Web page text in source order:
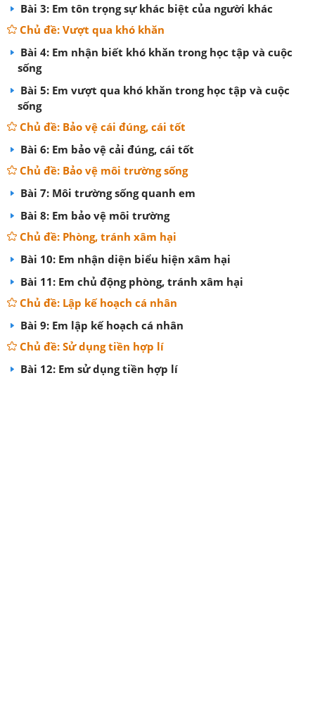
Bài 3: Em tôn trọng sự khác biệt của người khác
Chủ đề: Vượt qua khó khăn
Bài 4: Em nhận biết khó khăn trong học tập và cuộc
sống
Bài 5: Em vượt qua khó khăn trong học tập và cuộc
sống
Chủ đề: Bảo vệ cái đúng, cái tốt
Bài 6: Em bảo vệ cải đúng, cái tốt
Chủ đề: Bảo vệ môi trường sống
Bài 7: Môi trường sống quanh em
Bài 8: Em bảo vệ môi trường
Chủ đề: Phòng, tránh xâm hại
Bài 10: Em nhận diện biểu hiện xâm hại
Bài 11: Em chủ động phòng, tránh xâm hại
Chủ đề: Lập kế hoạch cá nhân
Bài 9: Em lập kế hoạch cá nhân
Chủ đề: Sử dụng tiền hợp lí
Bài 12: Em sử dụng tiền hợp lí